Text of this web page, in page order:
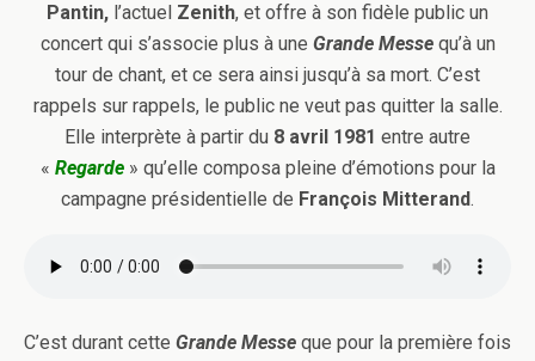
Pantin, l’actuel Zenith, et offre à son fidèle public un
concert qui s’associe plus à une Grande Messequ’à un
tour de chant, et ce sera ainsi jusqu’à sa mort. C’est
rappels sur rappels, le public ne veut pas quitter la salle.
Elle interprète à partir du 8 avril 1981 entre autre
« Regarde» qu’elle composa pleine d’émotions pour la
campagne présidentielle de François Mitterand.
C’est durant cette Grande Messe que pour la première fois